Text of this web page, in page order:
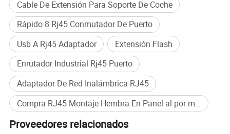
1)objetivos de calidad: Satisfacción del cliente por
del 100%.
Cable De Extensión Para Soporte De Coche
Rápido 8 Rj45 Conmutador De Puerto
Usb A Rj45 Adaptador
Extensión Flash
Enrutador Industrial Rj45 Puerto
Adaptador De Red Inalámbrica RJ45
Compra RJ45 Montaje Hembra En Panel al por mayor
Proveedores relacionados